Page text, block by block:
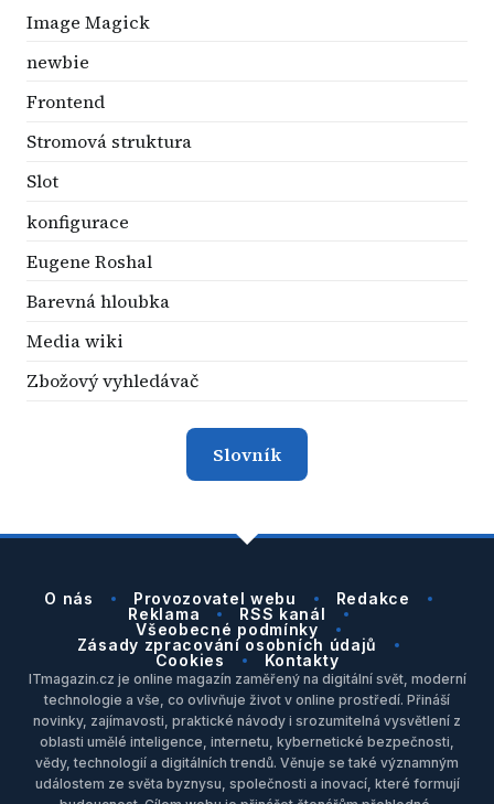
Image Magick
newbie
Frontend
Stromová struktura
Slot
konfigurace
Eugene Roshal
Barevná hloubka
Media wiki
Zbožový vyhledávač
Slovník
O nás Provozovatel webu
Redakce
Reklama
RSS kanál
Všeobecné podmínky
Zásady zpracování osobních údajů
Cookies
Kontakty
ITmagazin.cz je online magazín zaměřený na digitální svět, moderní
technologie a vše, co ovlivňuje život v online prostředí. Přináší
novinky, zajímavosti, praktické návody i srozumitelná vysvětlení z
oblasti umělé inteligence, internetu, kybernetické bezpečnosti,
vědy, technologií a digitálních trendů. Věnuje se také významným
událostem ze světa byznysu, společnosti a inovací, které formují